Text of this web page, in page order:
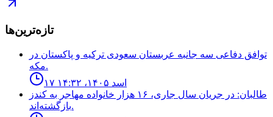
تازه‌ترین‌ها
توافق دفاعى سه جانبه عربستان سعودى تركيه و پاكستان در
مكه.
۱۷ اسد ۱۴۰۵، ۱۴:۳۲
طالبان: در جریان سال جاری، ۱۶ هزار خانواده مهاجر به کندز
بازگشته‌اند.